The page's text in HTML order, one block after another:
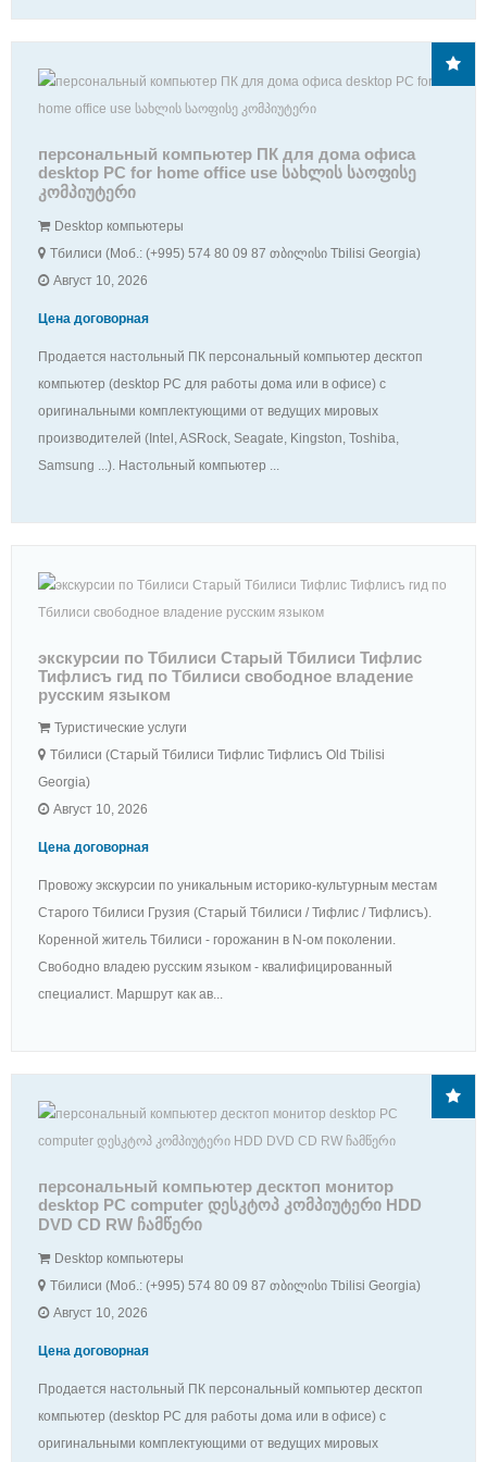
персональный компьютер ПК для дома офиса
desktop PC for home office use სახლის საოფისე
კომპიუტერი
Desktop компьютеры
Тбилиси (Моб.: (+995) 574 80 09 87 თბილისი Tbilisi Georgia)
Август 10, 2026
Цена договорная
Продается настольный ПК персональный компьютер десктоп
компьютер (desktop PC для работы дома или в офисе) с
оригинальными комплектующими от ведущих мировых
производителей (Intel, ASRock, Seagate, Kingston, Toshiba,
Samsung ...). Настольный компьютер ...
экскурсии по Тбилиси Старый Тбилиси Тифлис
Тифлисъ гид по Тбилиси свободное владение
русским языком
Туристические услуги
Тбилиси (Старый Тбилиси Тифлис Тифлисъ Old Tbilisi
Georgia)
Август 10, 2026
Цена договорная
Провожу экскурсии по уникальным историко-культурным местам
Старого Тбилиси Грузия (Старый Тбилиси / Тифлис / Тифлисъ).
Коренной житель Тбилиси - горожанин в N-ом поколении.
Свободно владею русским языком - квалифицированный
специалист. Маршрут как ав...
персональный компьютер десктоп монитор
desktop PC computer დესკტოპ კომპიუტერი HDD
DVD CD RW ჩამწერი
Desktop компьютеры
Тбилиси (Моб.: (+995) 574 80 09 87 თბილისი Tbilisi Georgia)
Август 10, 2026
Цена договорная
Продается настольный ПК персональный компьютер десктоп
компьютер (desktop PC для работы дома или в офисе) с
оригинальными комплектующими от ведущих мировых